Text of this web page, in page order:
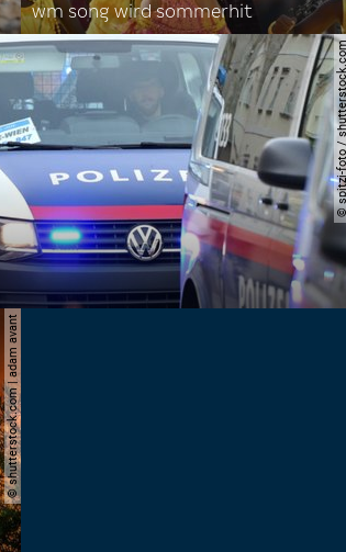
wm song wird sommerhit
© spitzi-foto
© shutterstock.com | adam avant